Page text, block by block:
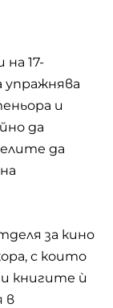
на 17-
упражнява
и
да
да
за кино
с които
книгите ѝ
в